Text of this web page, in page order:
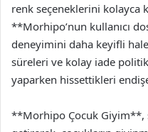
renk seçeneklerini kolayca
**Morhipo’nun kullanıcı
deneyimini daha keyifli
süreleri ve kolay iade
yaparken hissettikleri
**Morhipo Çocuk Giyim**,